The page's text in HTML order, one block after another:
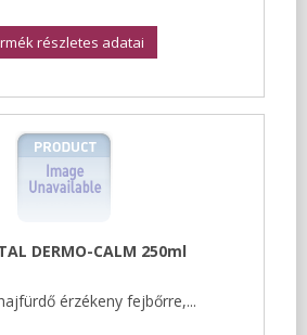
részletes adatai
DERMO-CALM 250ml
érzékeny fejbőrre,...